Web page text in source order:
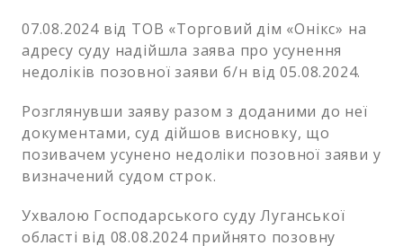
07.08.2024 від ТОВ «Торговий дім «Онікс» на
адресу суду надійшла заява про усунення
недоліків позовної заяви б/н від 05.08.2024.
Розглянувши заяву разом з доданими до неї
документами, суд дійшов висновку, що
позивачем усунено недоліки позовної заяви у
визначений судом строк.
Ухвалою Господарського суду Луганської
області від 08.08.2024 прийнято позовну